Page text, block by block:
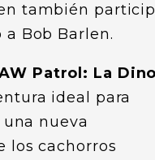
también
Bob Barlen.
Patrol: La
ideal para
nueva
los cachorros